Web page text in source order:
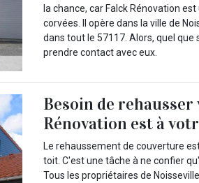
la chance, car Falck Rénovation
corvées. Il opère dans la ville de
dans tout le 57117. Alors, quel que
prendre contact avec eux.
Besoin de
Rénovation est à
Le rehaussement de couverture
toit. C'est une tâche à ne confier
Tous les propriétaires de